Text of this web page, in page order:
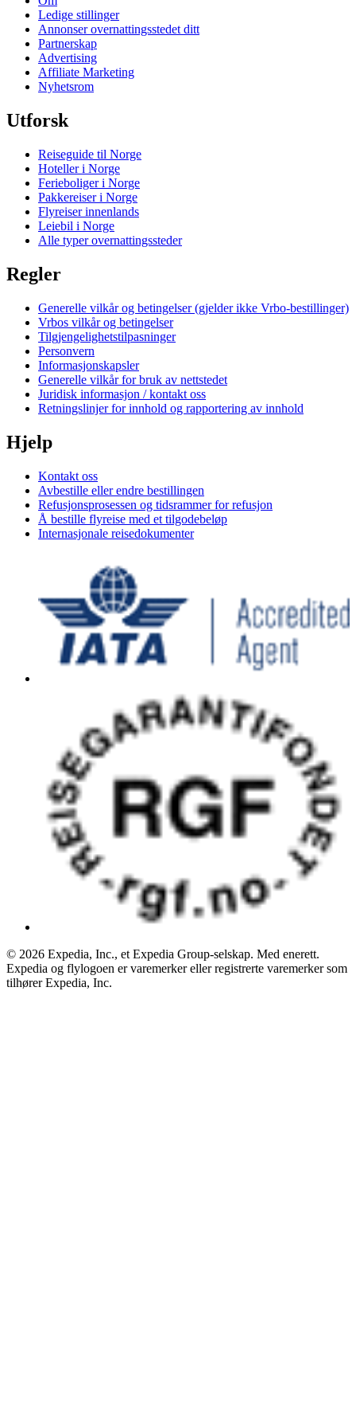
Ledige stillinger
Annonser overnattingsstedet ditt
Partnerskap
Advertising
Affiliate Marketing
Nyhetsrom
Utforsk
Reiseguide til Norge
Hoteller i Norge
Ferieboliger i Norge
Pakkereiser i Norge
Flyreiser innenlands
Leiebil i Norge
Alle typer overnattingssteder
Regler
Generelle vilkår og betingelser (gjelder ikke Vrbo-bestillinger)
Vrbos vilkår og betingelser
Tilgjengelighetstilpasninger
Personvern
Informasjonskapsler
Generelle vilkår for bruk av nettstedet
Juridisk informasjon / kontakt oss
Retningslinjer for innhold og rapportering av innhold
Hjelp
Kontakt oss
Avbestille eller endre bestillingen
Refusjonsprosessen og tidsrammer for refusjon
Å bestille flyreise med et tilgodebeløp
Internasjonale reisedokumenter
© 2026 Expedia, Inc., et Expedia Group-selskap. Med enerett.
Expedia og flylogoen er varemerker eller registrerte varemerker som
tilhører Expedia, Inc.